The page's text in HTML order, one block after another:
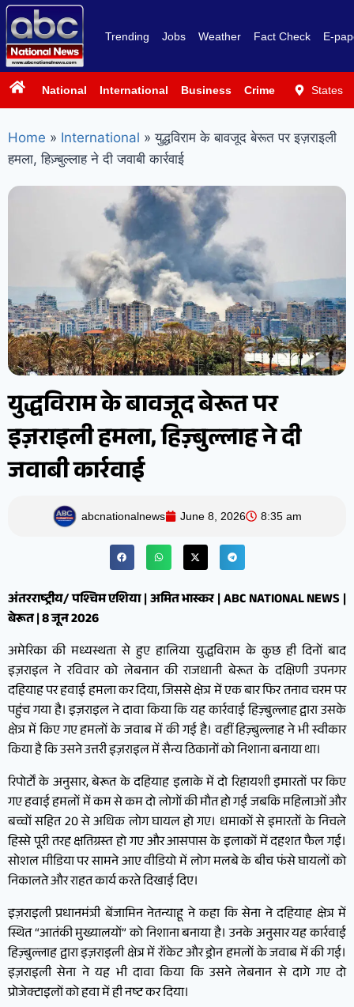
Trending Jobs Weather Fact Check E-
National International Business Crime PoliticsStates
Home » International » युद्धविराम के बावजूद बेरूत पर इज़राइली
हमला, हिज़्बुल्लाह ने दी जवाबी कार्रवाई
युद्धविराम के बावजूद बेरूत पर
इज़राइली हमला, हिज़्बुल्लाह ने दी
जवाबी कार्रवाई
abcnationalnews June 8, 2026 8:35 am
अंतरराष्ट्रीय/ पश्चिम एशिया | अमित भास्कर | ABC NATIONAL NEWS |
बेरूत | 8 जून 2026
अमेरिका की मध्यस्थता से हुए हालिया युद्धविराम के कुछ ही दिनों बाद
इज़राइल ने रविवार को लेबनान की राजधानी बेरूत के दक्षिणी उपनगर
दहियाह पर हवाई हमला कर दिया, जिससे क्षेत्र में एक बार फिर तनाव चरम पर
पहुंच गया है। इज़राइल ने दावा किया कि यह कार्रवाई हिज़्बुल्लाह द्वारा उसके
क्षेत्र में किए गए हमलों के जवाब में की गई है। वहीं हिज़्बुल्लाह ने भी स्वीकार
किया है कि उसने उत्तरी इज़राइल में सैन्य ठिकानों को निशाना बनाया था।
रिपोर्टों के अनुसार, बेरूत के दहियाह इलाके में दो रिहायशी इमारतों पर किए
गए हवाई हमलों में कम से कम दो लोगों की मौत हो गई जबकि महिलाओं और
बच्चों सहित 20 से अधिक लोग घायल हो गए। धमाकों से इमारतों के निचले
हिस्से पूरी तरह क्षतिग्रस्त हो गए और आसपास के इलाकों में दहशत फैल गई।
सोशल मीडिया पर सामने आए वीडियो में लोग मलबे के बीच फंसे घायलों को
निकालते और राहत कार्य करते दिखाई दिए।
इज़राइली प्रधानमंत्री बेंजामिन नेतन्याहू ने कहा कि सेना ने दहियाह क्षेत्र में
स्थित “आतंकी मुख्यालयों” को निशाना बनाया है। उनके अनुसार यह कार्रवाई
हिज़्बुल्लाह द्वारा इज़राइली क्षेत्र में रॉकेट और ड्रोन हमलों के जवाब में की गई।
इज़राइली सेना ने यह भी दावा किया कि उसने लेबनान से दागे गए दो
प्रोजेक्टाइलों को हवा में ही नष्ट कर दिया।